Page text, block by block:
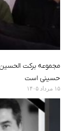
مجموعه برکت الحسین
حسینی است
۱۵ مرداد ۱۴۰۵